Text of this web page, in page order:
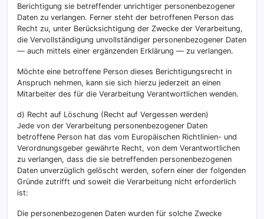
Berichtigung sie betreffender unrichtiger personenbezogener
Daten zu verlangen. Ferner steht der betroffenen Person das
Recht zu, unter Berücksichtigung der Zwecke der Verarbeitung,
die Vervollständigung unvollständiger personenbezogener Daten
— auch mittels einer ergänzenden Erklärung — zu verlangen.
Möchte eine betroffene Person dieses Berichtigungsrecht in
Anspruch nehmen, kann sie sich hierzu jederzeit an einen
Mitarbeiter des für die Verarbeitung Verantwortlichen wenden.
d) Recht auf Löschung (Recht auf Vergessen werden)
Jede von der Verarbeitung personenbezogener Daten
betroffene Person hat das vom Europäischen Richtlinien- und
Verordnungsgeber gewährte Recht, von dem Verantwortlichen
zu verlangen, dass die sie betreffenden personenbezogenen
Daten unverzüglich gelöscht werden, sofern einer der folgenden
Gründe zutrifft und soweit die Verarbeitung nicht erforderlich
ist:
Die personenbezogenen Daten wurden für solche Zwecke